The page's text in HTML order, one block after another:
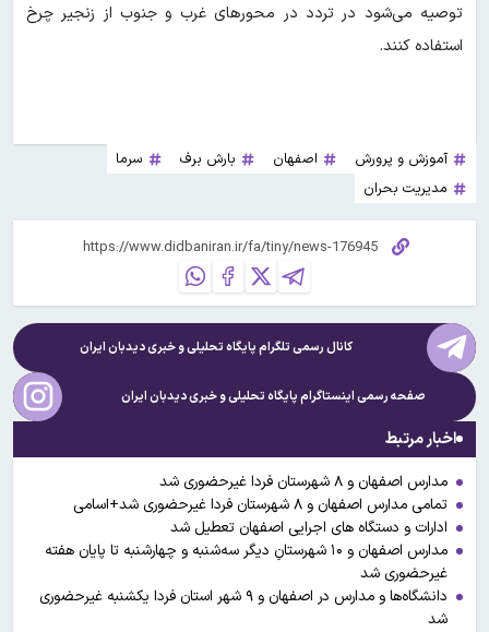
توصیه می‌شود در تردد در محورهای غرب و جنوب از زنجیر چرخ
استفاده کنند.
آموزش و پرورش اصفهان بارش برف
سرما
مدیریت بحران
کانال رسمی تلگرام پایگاه تحلیلی و خبریدیدبان ایران
صفحه رسمی اینستاگرام پایگاه تحلیلی و خبریدیدبان ایران
اخبار مرتبط
مدارس اصفهان و ۸ شهرستان فردا غیرحضوری شد
تمامی مدارس اصفهان و ۸ شهرستان فردا غیرحضوری شد+اسامی
ادارات و دستگاه های اجرایی اصفهان تعطیل شد
مدارس اصفهان و ۱۰ شهرستانِ دیگر سه‌شنبه و چهارشنبه تا پایان هفته
غیرحضوری شد
دانشگاه‌ها و مدارس در اصفهان و ۹ شهر استان فردا یکشنبه غیرحضوری
شد